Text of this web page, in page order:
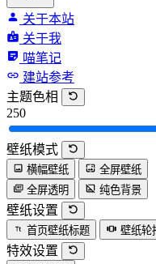
关于本站
关于我
喵笔记
建站参考
主题色相
250
壁纸模式
横幅壁纸
全屏壁纸
全屏透明
纯色背景
壁纸设置
首页壁纸标题 壁纸轮
特效设置